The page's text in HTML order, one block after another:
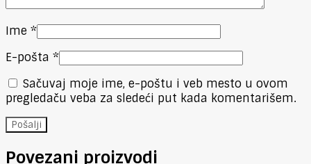
Ime *
E-pošta *
Sačuvaj moje ime, e-poštu i veb mesto u ovom
pregledaču veba za sledeći put kada komentarišem.
Povezani proizvodi